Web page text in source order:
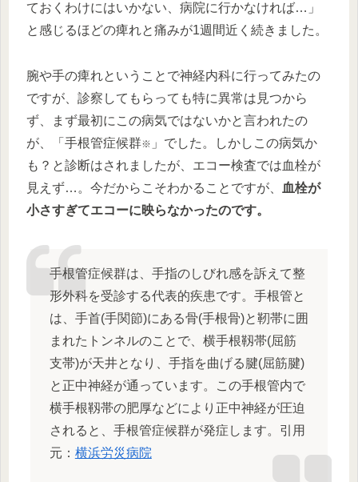
ておくわけにはいかない、病院に行かなければ…」
と感じるほどの痺れと痛みが1週間近く続きました。
腕や手の痺れということで神経内科に行ってみたの
ですが、診察してもらっても特に異常は見つから
ず、まず最初にこの病気ではないかと言われたの
が、「手根管症候群※ 」でした。しかしこの病気か
も？と診断はされましたが、エコー検査では血栓が
見えず…。今だからこそわかることですが、
血栓が
小さすぎてエコーに映らなかったのです。
手根管症候群は、手指のしびれ感を訴えて整
形外科を受診する代表的疾患です。手根管と
は、手首(手関節)にある骨(手根骨)と靭帯に囲
まれたトンネルのことで、横手根靱帯(屈筋
支帯)が天井となり、手指を曲げる腱(屈筋腱)
と正中神経が通っています。この手根管内で
横手根靱帯の肥厚などにより正中神経が圧迫
されると、手根管症候群が発症します。引用
元： 横浜労災病院